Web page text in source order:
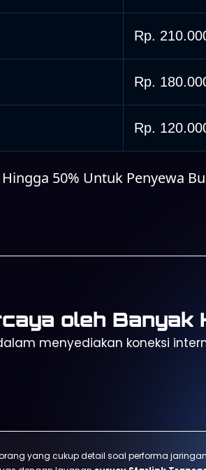
Rp.
Rp.
Rp.
50% Untuk Penyewa
oleh Banyak
menyediakan koneksi
yang cukup detail soal performa